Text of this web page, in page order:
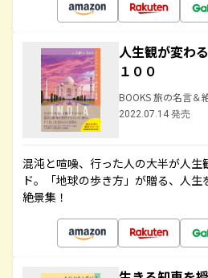
人生観が変わ
１００
BOOKS 旅の名言＆
2022.07.14 発売
混沌と喧噪、行った人の大半が人生
ド。「地球の歩き方」が贈る、人
絶景集！